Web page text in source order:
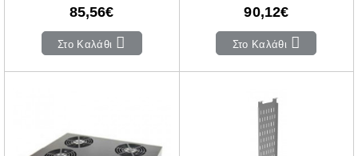
85,56€
Στο Καλάθι
90,12€
Στο Καλάθι